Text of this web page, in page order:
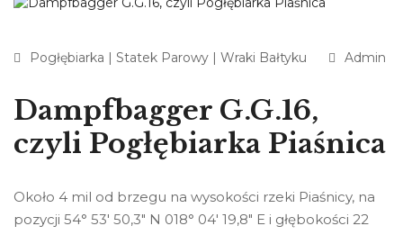
Pogłębiarka | Statek Parowy | Wraki Bałtyku Admin
Dampfbagger G.G.16,
czyli Pogłębiarka Piaśnica
Około 4 mil od brzegu na wysokości rzeki Piaśnicy, na
pozycji 54° 53′ 50,3″ N 018° 04′ 19,8″ E i głębokości 22